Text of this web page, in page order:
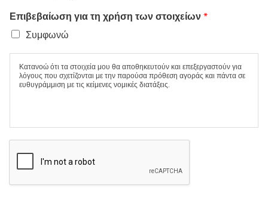
Επιβεβαίωση για τη χρήση των στοιχείων*
Συμφωνώ
Κατανοώ ότι τα στοιχεία μου θα αποθηκευτούν και επεξεργαστούν για
λόγους που σχετίζονται με την παρούσα πρόθεση αγοράς και πάντα σε
ευθυγράμμιση με τις κείμενες νομικές διατάξεις.